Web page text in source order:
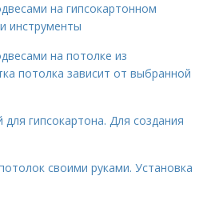
на гипсокартонном
инструменты
на потолке из
потолка зависит от выбранной
гипсокартона. Для создания
своими руками. Установка